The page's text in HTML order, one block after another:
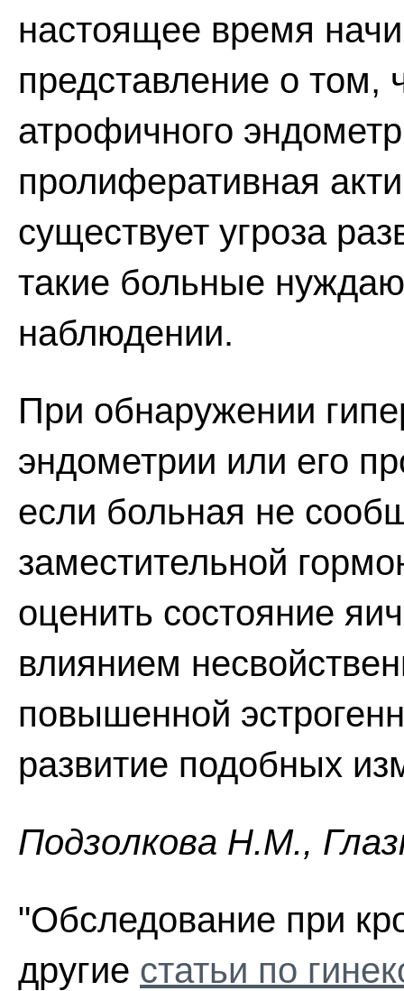
настоящее время
представление о том,
атрофичного
пролиферативная
существует угроза
такие больные
наблюдении.
При обнаружении
эндометрии или его
если больная не
заместительной
оценить состояние
влиянием
повышенной
развитие подобных
Пoдзoлкoвa H.M.,
"Обследование при
другие статьи по